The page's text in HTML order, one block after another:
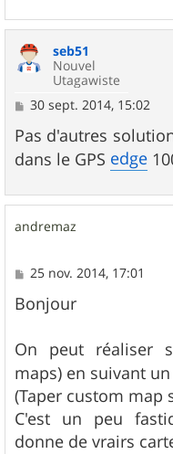
seb51
Nouvel
Utagawiste
M
s
s
a
e
30 sept. 2014, 15:02
Pas d'autres
dans le GPS edge
andremaz
M
s
s
g
e
25 nov. 2014, 17:01
Bonjour
On peut réaliser
maps) en suivant
(Taper custom map
C'est un peu
donne de vrairs